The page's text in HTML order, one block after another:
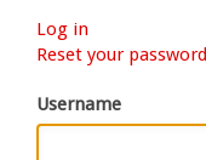
Primary
tabs
Log in
tab)
Reset your password
Username